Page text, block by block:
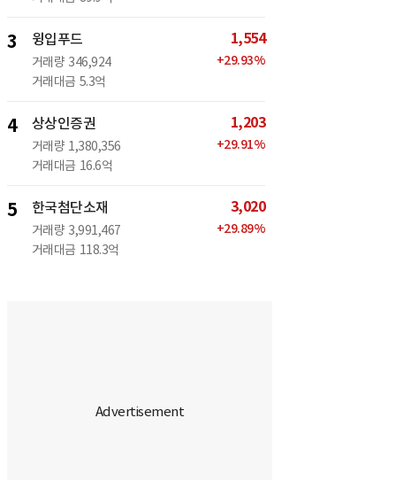
3 윙입푸드
거래량 346,924
거래대금 5.3억
1,554
+29.93%
4 상상인증권
거래량 1,380,356
거래대금 16.6억
1,203
+29.91%
5 한국첨단소재
거래량 3,991,467
거래대금 118.3억
3,020
+29.89%